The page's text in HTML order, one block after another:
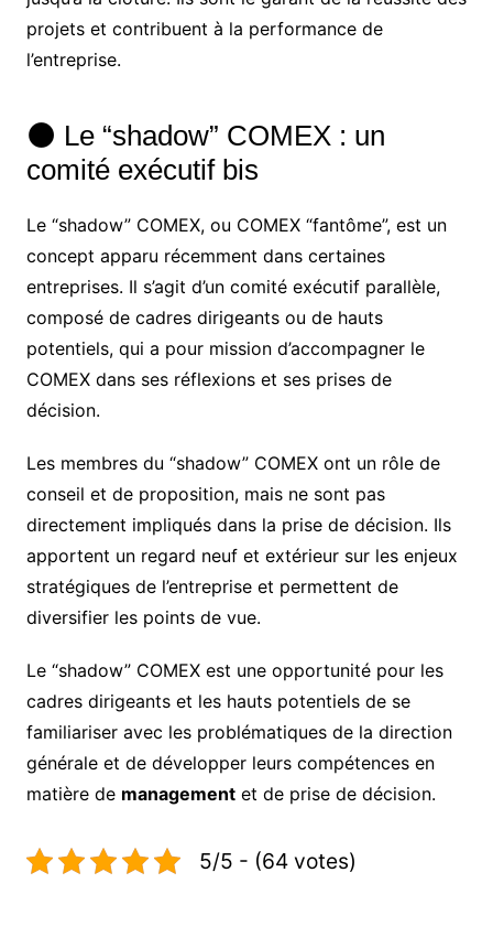
projets et contribuent à la performance de
l’entreprise.
🌑 Le “shadow” COMEX : un
comité exécutif bis
Le “shadow” COMEX, ou COMEX “fantôme”, est un
concept apparu récemment dans certaines
entreprises. Il s’agit d’un comité exécutif parallèle,
composé de cadres dirigeants ou de hauts
potentiels, qui a pour mission d’accompagner le
COMEX dans ses réflexions et ses prises de
décision.
Les membres du “shadow” COMEX ont un rôle de
conseil et de proposition, mais ne sont pas
directement impliqués dans la prise de décision. Ils
apportent un regard neuf et extérieur sur les enjeux
stratégiques de l’entreprise et permettent de
diversifier les points de vue.
Le “shadow” COMEX est une opportunité pour les
cadres dirigeants et les hauts potentiels de se
familiariser avec les problématiques de la direction
générale et de développer leurs compétences en
matière de managementet de prise de décision.
5/5 - (64 votes)